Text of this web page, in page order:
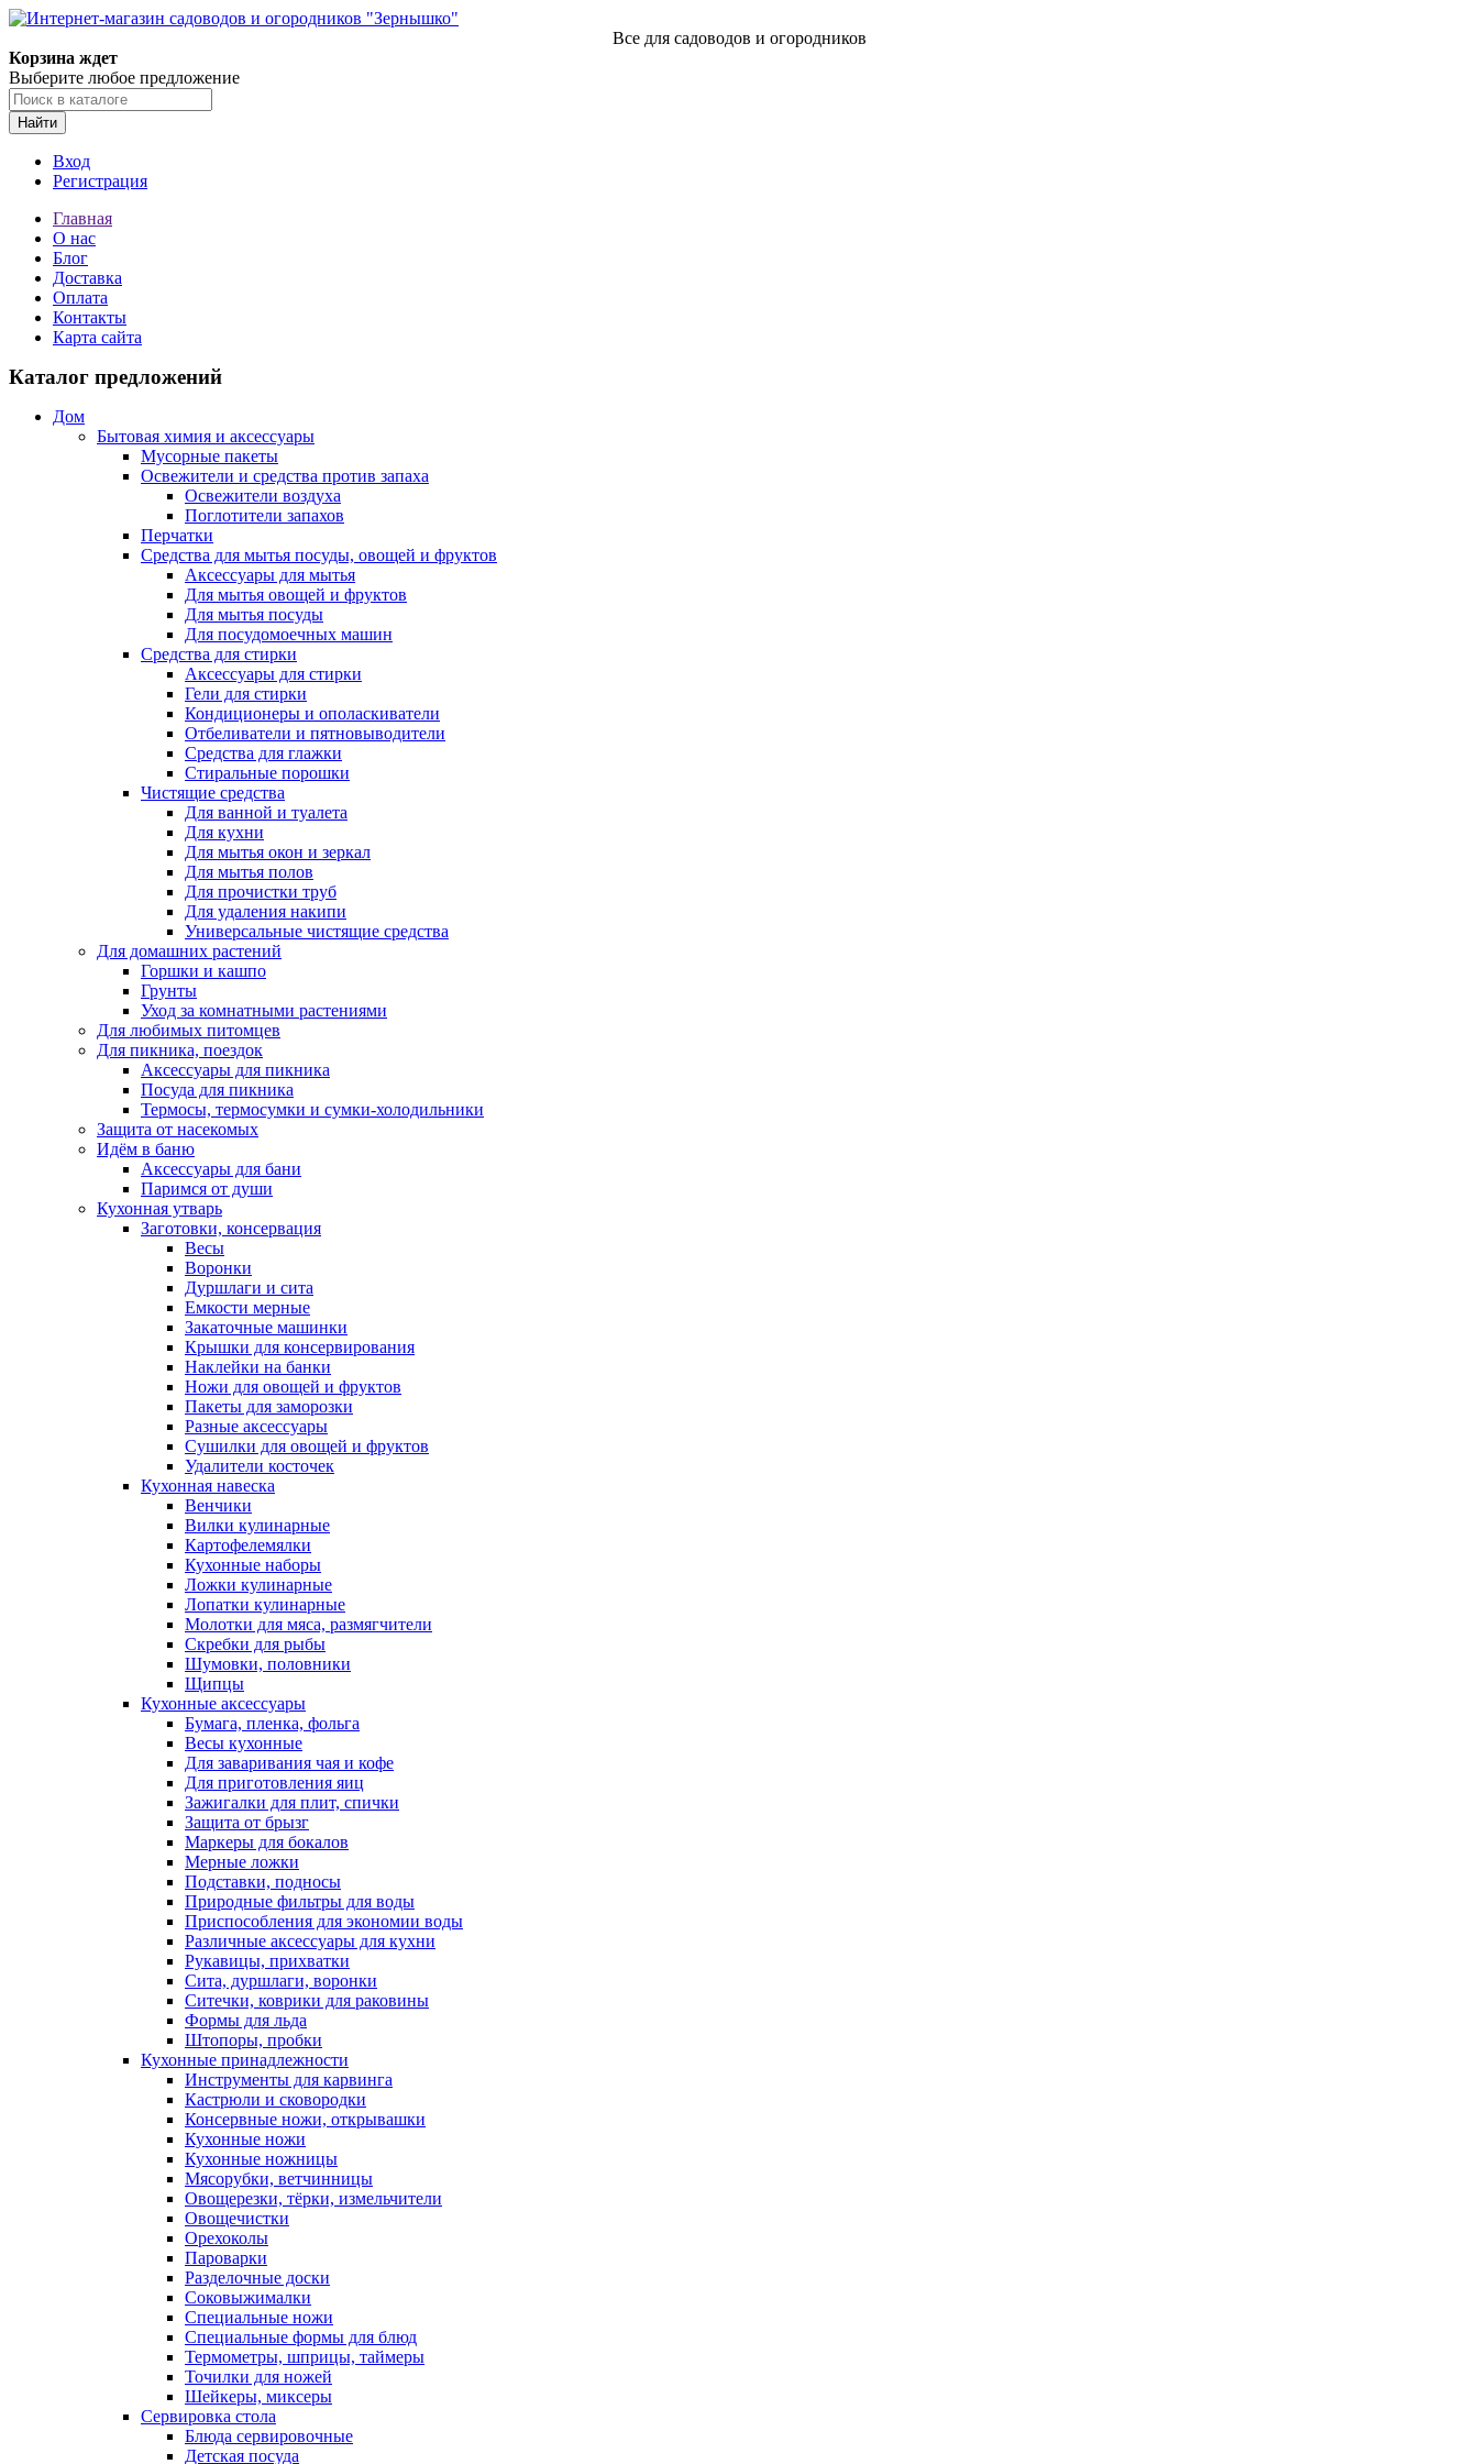
Все для садоводов и огородников
Корзина ждет
Выберите любое предложение
Найти
Вход
Регистрация
Главная
О нас
Блог
Доставка
Оплата
Контакты
Карта сайта
Каталог предложений
Дом
Бытовая химия и аксессуары
Мусорные пакеты
Освежители и средства против запаха
Освежители воздуха
Поглотители запахов
Перчатки
Средства для мытья посуды, овощей и фруктов
Аксессуары для мытья
Для мытья овощей и фруктов
Для мытья посуды
Для посудомоечных машин
Средства для стирки
Аксессуары для стирки
Гели для стирки
Кондиционеры и ополаскиватели
Отбеливатели и пятновыводители
Средства для глажки
Стиральные порошки
Чистящие средства
Для ванной и туалета
Для кухни
Для мытья окон и зеркал
Для мытья полов
Для прочистки труб
Для удаления накипи
Универсальные чистящие средства
Для домашних растений
Горшки и кашпо
Грунты
Уход за комнатными растениями
Для любимых питомцев
Для пикника, поездок
Аксессуары для пикника
Посуда для пикника
Термосы, термосумки и сумки-холодильники
Защита от насекомых
Идём в баню
Аксессуары для бани
Паримся от души
Кухонная утварь
Заготовки, консервация
Весы
Воронки
Дуршлаги и сита
Емкости мерные
Закаточные машинки
Крышки для консервирования
Наклейки на банки
Ножи для овощей и фруктов
Пакеты для заморозки
Разные аксессуары
Сушилки для овощей и фруктов
Удалители косточек
Кухонная навеска
Венчики
Вилки кулинарные
Картофелемялки
Кухонные наборы
Ложки кулинарные
Лопатки кулинарные
Молотки для мяса, размягчители
Скребки для рыбы
Шумовки, половники
Щипцы
Кухонные аксессуары
Бумага, пленка, фольга
Весы кухонные
Для заваривания чая и кофе
Для приготовления яиц
Зажигалки для плит, спички
Защита от брызг
Маркеры для бокалов
Мерные ложки
Подставки, подносы
Природные фильтры для воды
Приспособления для экономии воды
Различные аксессуары для кухни
Рукавицы, прихватки
Сита, дуршлаги, воронки
Ситечки, коврики для раковины
Формы для льда
Штопоры, пробки
Кухонные принадлежности
Инструменты для карвинга
Кастрюли и сковородки
Консервные ножи, открывашки
Кухонные ножи
Кухонные ножницы
Мясорубки, ветчинницы
Овощерезки, тёрки, измельчители
Овощечистки
Орехоколы
Пароварки
Разделочные доски
Соковыжималки
Специальные ножи
Специальные формы для блюд
Термометры, шприцы, таймеры
Точилки для ножей
Шейкеры, миксеры
Сервировка стола
Блюда сервировочные
Детская посуда